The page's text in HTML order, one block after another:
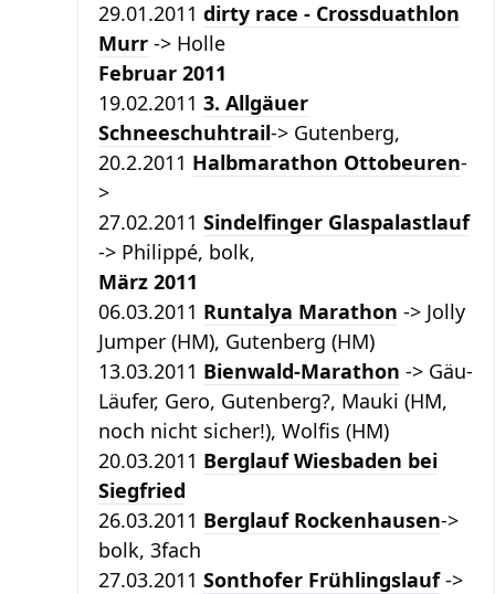
29.01.2011 dirty race - Crossduathlon
Murr -> Holle
Februar 2011
19.02.2011 3. Allgäuer
Schneeschuhtrail-> Gutenberg,
20.2.2011 Halbmarathon Ottobeuren-
>
27.02.2011 Sindelfinger Glaspalastlauf
-> Philippé, bolk,
März 2011
06.03.2011 Runtalya Marathon -> Jolly
Jumper (HM), Gutenberg (HM)
13.03.2011 Bienwald-Marathon -> Gäu-
Läufer, Gero, Gutenberg?, Mauki (HM,
noch nicht sicher!), Wolfis (HM)
20.03.2011 Berglauf Wiesbaden bei
Siegfried
26.03.2011 Berglauf Rockenhausen->
bolk, 3fach
27.03.2011 Sonthofer Frühlingslauf->